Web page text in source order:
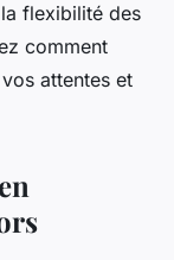
flexibilité des
comment
attentes et